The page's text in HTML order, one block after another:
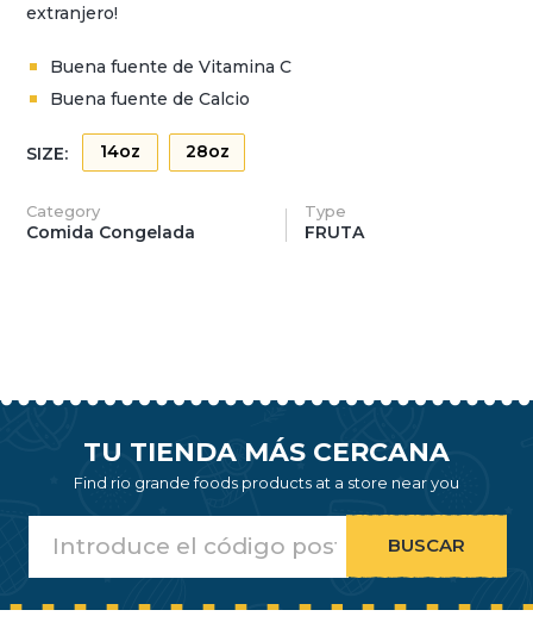
extranjero!
Buena fuente de Vitamina C
Buena fuente de Calcio
SIZE: 14oz 28oz
Category
Comida Congelada
Type
FRUTA
TU TIENDA MÁS CERCANA
Find rio grande foods products at a store near you